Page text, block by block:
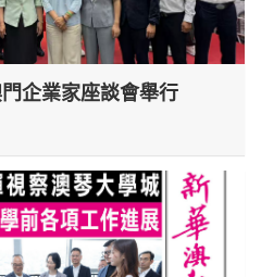
企業家座談會舉行